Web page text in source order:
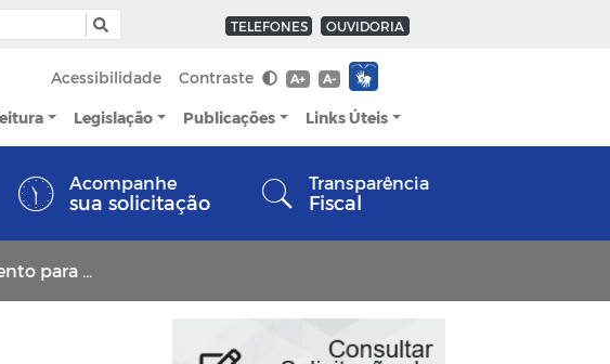
TELEFONES OUVIDORIA
Acessibilidade Contraste A+ A-
Legislação Publicações Links Úteis
Acompanhe
sua solicitação
Transparência
Fiscal
ao INCRA